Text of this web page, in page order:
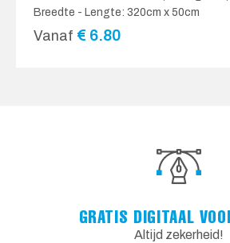
Breedte - Lengte: 320cm x 50cm
Vanaf € 6.80
GRATIS DIGITAAL
Altijd zekerheid!